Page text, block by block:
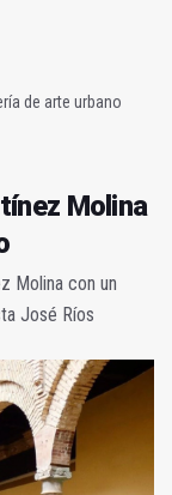
de arte urbano
Molina
Molina con un
José Ríos